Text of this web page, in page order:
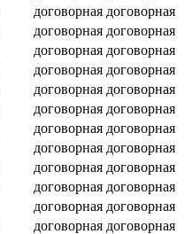
договорная договорная
договорная договорная
договорная договорная
договорная договорная
договорная договорная
договорная договорная
договорная договорная
договорная договорная
договорная договорная
договорная договорная
договорная договорная
договорная договорная